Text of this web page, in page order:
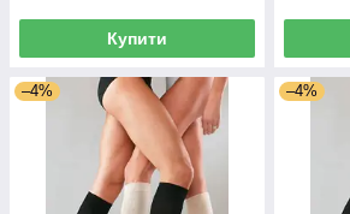
Купити
–4% –4%